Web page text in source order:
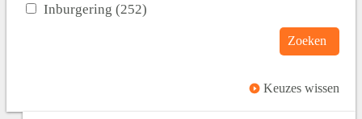
Inburgering (252)
Zoeken
Keuzes wissen